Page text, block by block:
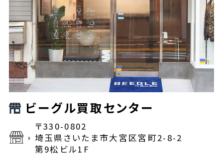
ビーグル買取センター
〒330-0802
埼玉県さいたま市大宮区宮町2-8-2
第9松ビル1F